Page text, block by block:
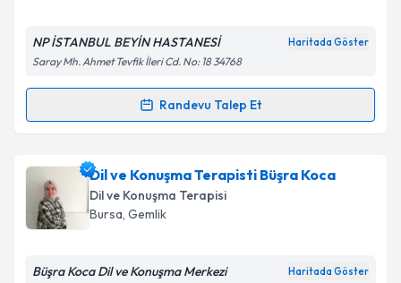
Kişisel verilerimin işlenmesine ilişkin
Takvim Talebini Gönder
NP İSTANBUL BEYİN HASTANESİ Haritada Göster
Saray Mh. Ahmet Tevfik İleri Cd. No: 18 34768
Randevu Talep Et
Randevu Takvimi Talebi
Uzman Dil ve Konuşma Terapisti Anuş
Tahmincioğluiçin randevu takvimi talebi oluşturun.
Size bu uzmandan randevu almanız için bir takvim
hazırlandığında e-posta ile bilgilendireceğiz.
Dil ve Konuşma Terapisti Büşra Koca
Dil ve Konuşma Terapisi
Bursa, Gemlik
Büşra Koca Dil ve Konuşma Merkezi Haritada Göster